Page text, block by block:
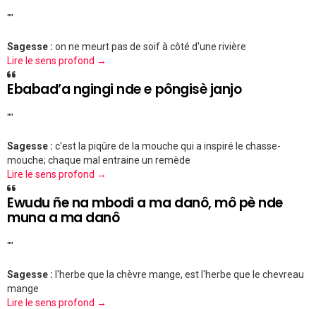
""
Sagesse : on ne meurt pas de soif à côté d'une rivière
Lire le sens profond →
Ebabad’a ngingi nde e pôngisè janjo
""
Sagesse : c'est la piqûre de la mouche qui a inspiré le chasse-
mouche; chaque mal entraine un remède
Lire le sens profond →
Ewudu ñe na mbodi a ma danô, mô pè nde
muna a ma danô
""
Sagesse : l'herbe que la chèvre mange, est l'herbe que le chevreau
mange
Lire le sens profond →